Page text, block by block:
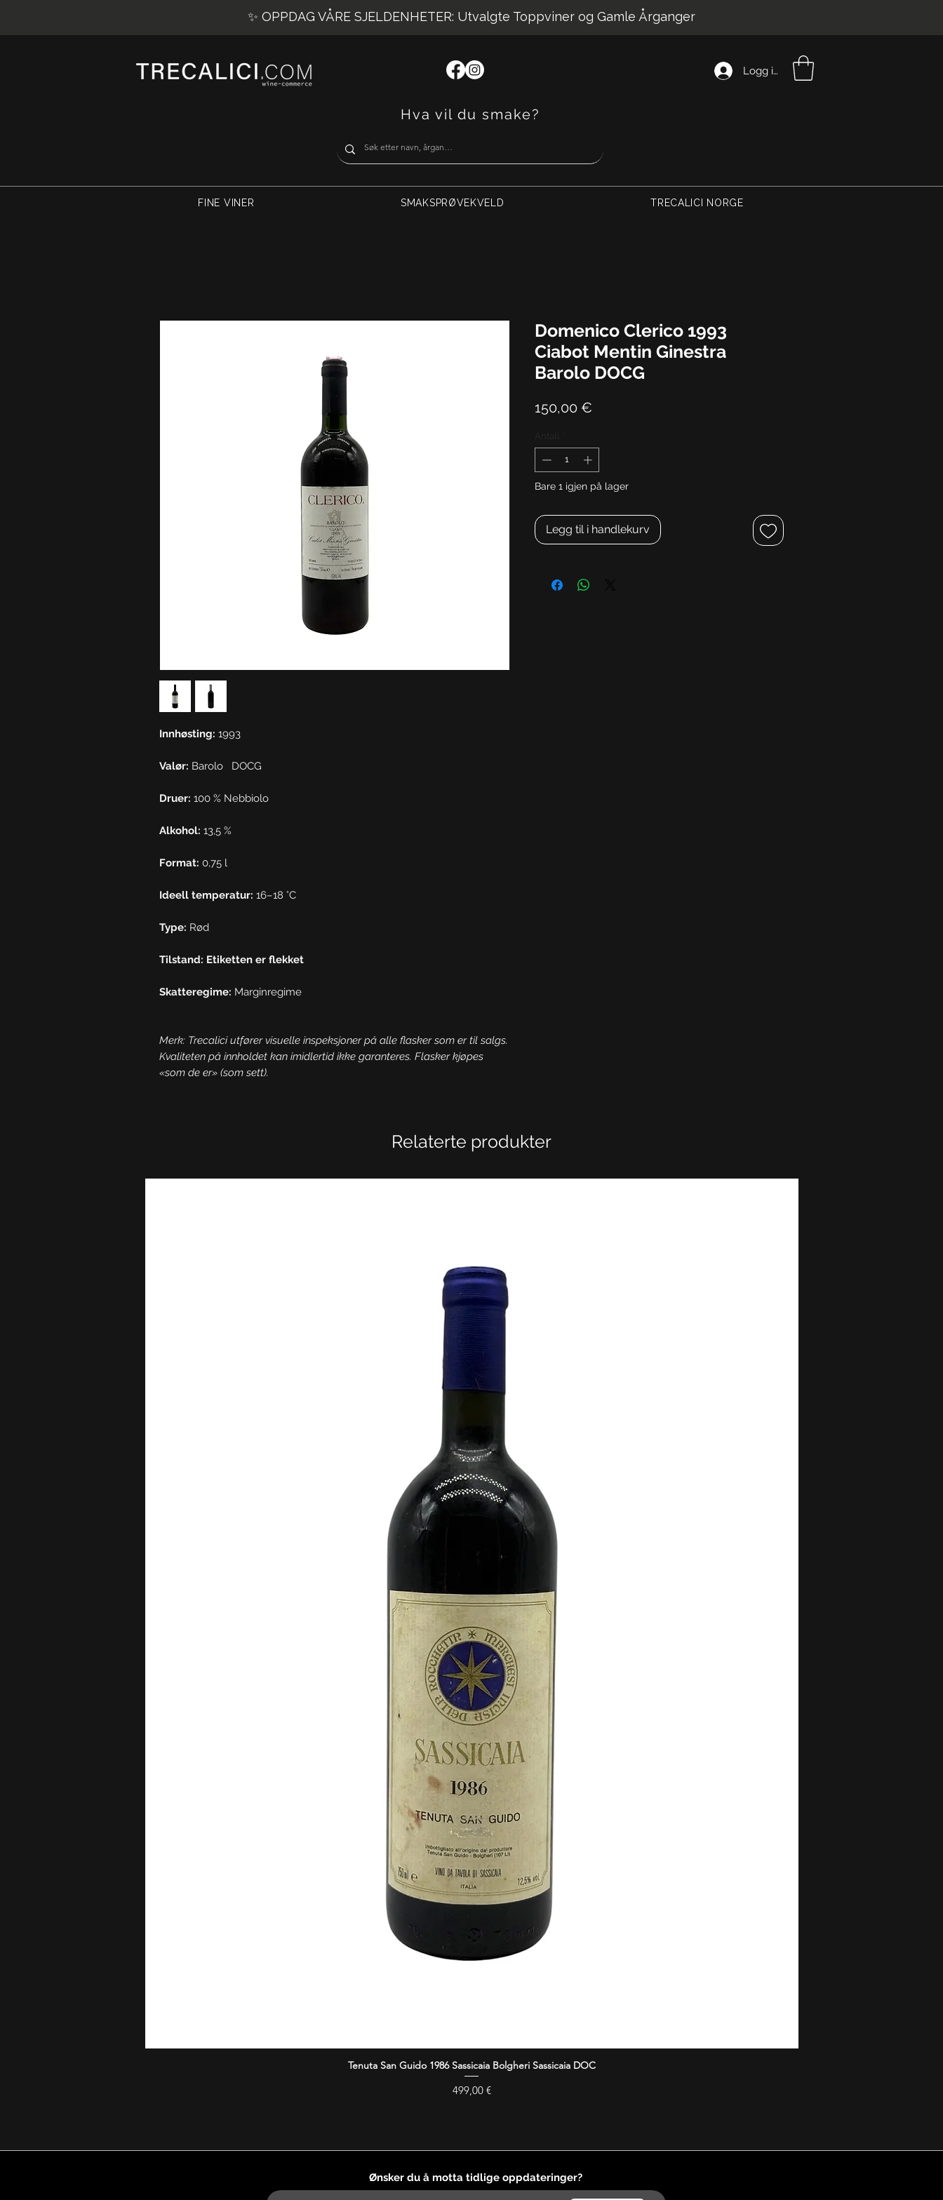
✨ OPPDAG VÅRE SJELDENHETER: Utvalgte Toppviner og Gamle Årganger
Logg inn
Hva vil du smake?
FINE VINER SMAKSPRØVEKVELD TRECALICI NORGE
Innhøsting: 1993
Valør: Barolo DOCG
Druer: 100 % Nebbiolo
Alkohol: 13,5 %
Format: 0,75 l
Ideell temperatur: 16–18 °C
Type: Rød
Tilstand: Etiketten er flekket
Skatteregime: Marginregime
Merk: Trecalici utfører visuelle inspeksjoner på alle flasker som er til salgs.
Kvaliteten på innholdet kan imidlertid ikke garanteres. Flasker kjøpes
«som de er» (som sett).
Domenico Clerico 1993
Ciabot Mentin Ginestra
Barolo DOCG
150,00 €
Bare 1 igjen på lager
Legg til i handlekurv
Relaterte produkter
Hurtigvisning
Tenuta San Guido 1986 Sassicaia Bolgheri Sassicaia DOC
Pris
499,00 €
Ønsker du å motta tidlige oppdateringer?